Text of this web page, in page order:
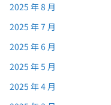
2025 年 8 月
2025 年 7 月
2025 年 6 月
2025 年 5 月
2025 年 4 月